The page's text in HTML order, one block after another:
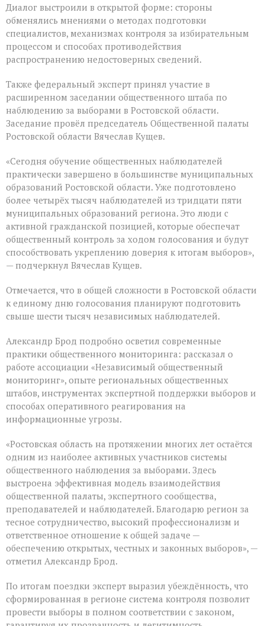
Диалог выстроили в открытой форме: стороны
обменялись мнениями о методах подготовки
специалистов, механизмах контроля за избирательным
процессом и способах противодействия
распространению недостоверных сведений.
Также федеральный эксперт принял участие в
расширенном заседании общественного штаба по
наблюдению за выборами в Ростовской области.
Заседание провёл председатель Общественной палаты
Ростовской области Вячеслав Кущев.
«Сегодня обучение общественных наблюдателей
практически завершено в большинстве муниципальных
образований Ростовской области. Уже подготовлено
более четырёх тысяч наблюдателей из тридцати пяти
муниципальных образований региона. Это люди с
активной гражданской позицией, которые обеспечат
общественный контроль за ходом голосования и будут
способствовать укреплению доверия к итогам выборов»,
— подчеркнул Вячеслав Кущев.
Отмечается, что в общей сложности в Ростовской области
к единому дню голосования планируют подготовить
свыше шести тысяч независимых наблюдателей.
Александр Брод подробно осветил современные
практики общественного мониторинга: рассказал о
работе ассоциации «Независимый общественный
мониторинг», опыте региональных общественных
штабов, инструментах экспертной поддержки выборов и
способах оперативного реагирования на
информационные угрозы.
«Ростовская область на протяжении многих лет остаётся
одним из наиболее активных участников системы
общественного наблюдения за выборами. Здесь
выстроена эффективная модель взаимодействия
общественной палаты, экспертного сообщества,
преподавателей и наблюдателей. Благодарю регион за
тесное сотрудничество, высокий профессионализм и
ответственное отношение к общей задаче —
обеспечению открытых, честных и законных выборов», —
отметил Александр Брод.
По итогам поездки эксперт выразил убеждённость, что
сформированная в регионе система контроля позволит
провести выборы в полном соответствии с законом,